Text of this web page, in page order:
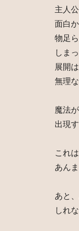
主人
面白
物足
しま
展開
無理
魔法
出現
これ
あん
あと
しれ